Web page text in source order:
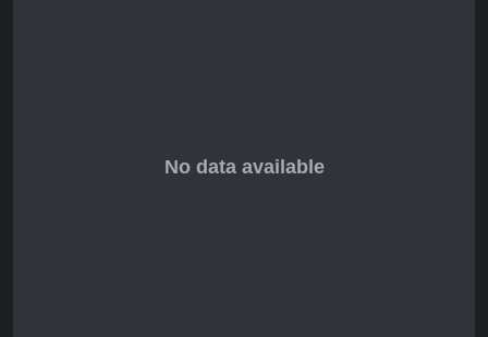
81 em 24 análises, consolidando-se como um hit de culto